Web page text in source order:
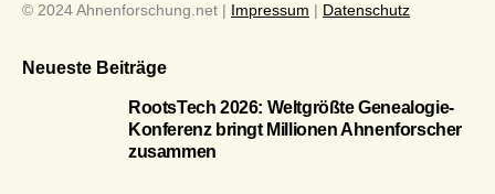
© 2024 Ahnenforschung.net | Impressum | Datenschutz
Neueste Beiträge
RootsTech 2026: Weltgrößte Genealogie-
Konferenz bringt Millionen Ahnenforscher
zusammen